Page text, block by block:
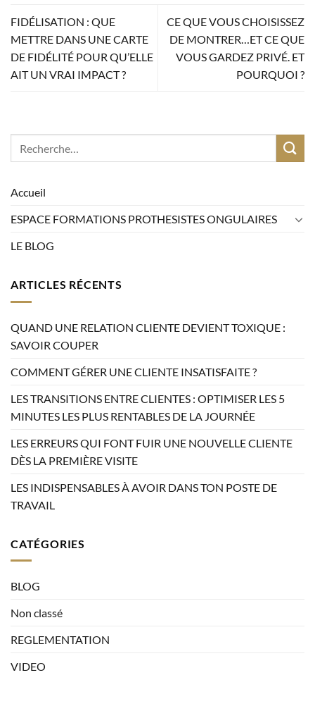
FIDÉLISATION : QUE
METTRE DANS UNE CARTE
DE FIDÉLITÉ POUR QU’ELLE
AIT UN VRAI IMPACT ?
CE QUE VOUS CHOISISSEZ
DE MONTRER…ET CE QUE
VOUS GARDEZ PRIVÉ. ET
POURQUOI ?
Accueil
ESPACE FORMATIONS PROTHESISTES ONGULAIRES
LE BLOG
ARTICLES RÉCENTS
QUAND UNE RELATION CLIENTE DEVIENT TOXIQUE :
SAVOIR COUPER
COMMENT GÉRER UNE CLIENTE INSATISFAITE ?
LES TRANSITIONS ENTRE CLIENTES : OPTIMISER LES 5
MINUTES LES PLUS RENTABLES DE LA JOURNÉE
LES ERREURS QUI FONT FUIR UNE NOUVELLE CLIENTE
DÈS LA PREMIÈRE VISITE
LES INDISPENSABLES À AVOIR DANS TON POSTE DE
TRAVAIL
CATÉGORIES
BLOG
Non classé
REGLEMENTATION
VIDEO